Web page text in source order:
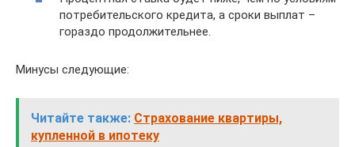
потребительского кредита, а сроки выплат –
гораздо продолжительнее.
Минусы следующие:
Читайте также: Страхование квартиры,
купленной в ипотеку